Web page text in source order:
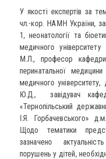
У якості експертів за
чл.-кор. НАМН України,
1, неонатології та
медичного
М.Л., професор кафедри
перинатальної
медичного
Ю.Д., завідувач
«Тернопільський
І.Я. Горбачевського»
Щодо тематики
зазначено
порушень у дітей,